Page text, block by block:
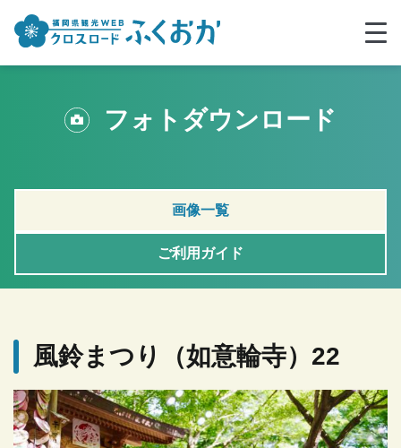
フォトダウンロード
画像一覧
ご利用ガイド
風鈴まつり（如意輪寺）22